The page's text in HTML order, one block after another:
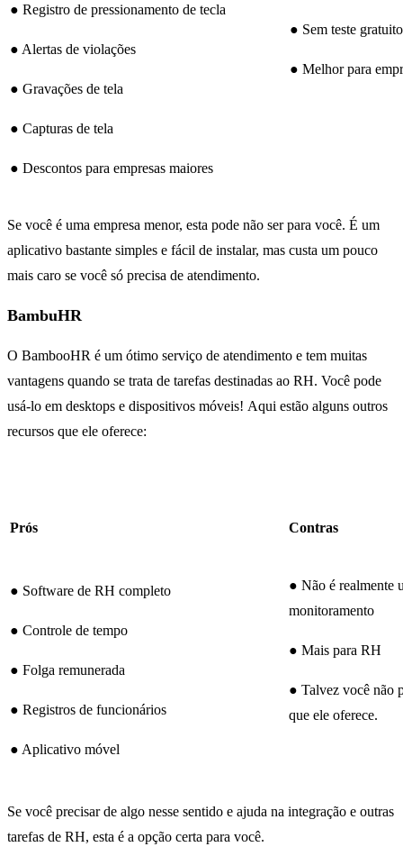
● Registro de pressionamento de tecla
● Alertas de violações
● Gravações de tela
● Capturas de tela
● Descontos para empresas maiores
● Sem teste gratuito
● Melhor para
Se você é uma empresa menor, esta pode não ser para você. É um
aplicativo bastante simples e fácil de instalar, mas custa um pouco
mais caro se você só precisa de atendimento.
BambuHR
O BambooHR é um ótimo serviço de atendimento e tem muitas
vantagens quando se trata de tarefas destinadas ao RH. Você pode
usá-lo em desktops e dispositivos móveis! Aqui estão alguns outros
recursos que ele oferece:
Prós Contras
● Software de RH completo
● Controle de tempo
● Folga remunerada
● Registros de funcionários
● Aplicativo móvel
● Não é realmente
monitoramento
● Mais para RH
● Talvez você não
que ele oferece.
Se você precisar de algo nesse sentido e ajuda na integração e outras
tarefas de RH, esta é a opção certa para você.